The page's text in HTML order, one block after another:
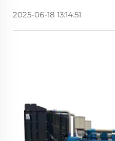
2025-06-18 13:14:51